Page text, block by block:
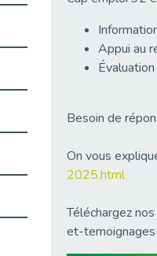
Appui au
Besoin de
On vous
2025.html
Téléchargez
et-